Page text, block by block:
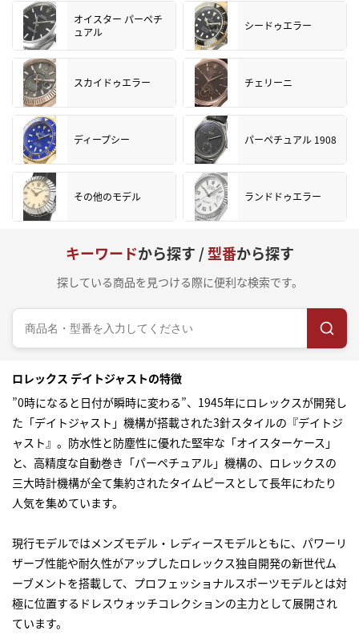
オイスター パーペチ
ュアル
シードゥエラー
スカイドゥエラー チェリーニ
ディープシー パーペチュアル 1908
その他のモデル ランドドゥエラー
キーワードから探す /型番から探す
探している商品を見つける際に便利な検索です。
ロレックス デイトジャストの特徴
”0時になると日付が瞬時に変わる”、1945年にロレックスが開発し
た「デイトジャスト」機構が搭載された3針スタイルの『デイトジ
ャスト』。防水性と防塵性に優れた堅牢な「オイスターケース」
と、高精度な自動巻き「パーペチュアル」機構の、ロレックスの
三大時計機構が全て集約されたタイムピースとして長年にわたり
人気を集めています。
現行モデルではメンズモデル・レディースモデルともに、パワーリ
ザーブ性能や耐久性がアップしたロレックス独自開発の新世代ム
ーブメントを搭載して、プロフェッショナルスポーツモデルとは対
極に位置するドレスウォッチコレクションの主力として展開され
ています。